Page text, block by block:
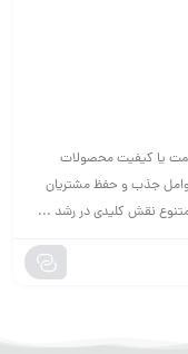
یا کیفیت محصولات
جذب و حفظ مشتریان
متنوع نقش کلیدی در رشد ...